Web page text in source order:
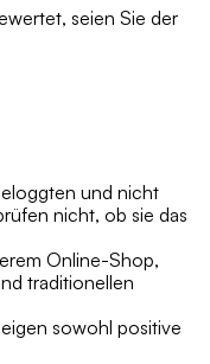
seien Sie der
und nicht
nicht, ob sie das
Online-Shop,
traditionellen
sowohl positive